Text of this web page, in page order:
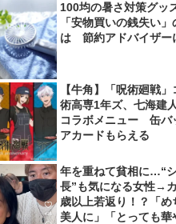
100均の暑さ対策グッ
「安物買いの銭失い」
は 節約アドバイザー
【牛角】「呪術廻戦
術高専1年ズ、七海建
コラボメニュー 缶バ
アカードもらえる
年を重ねて貧相に…“
長”も気になる女性→
歳以上若返り！？「め
美人に」「とっても華